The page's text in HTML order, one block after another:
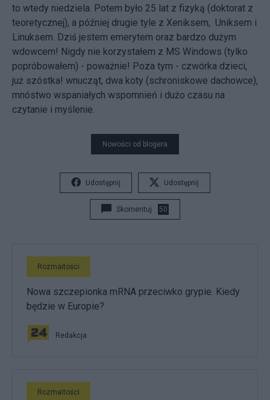
to wtedy niedziela. Potem było 25 lat z fizyką (doktorat z
teoretycznej), a później drugie tyle z Xeniksem, Uniksem i
Linuksem. Dziś jestem emerytem oraz bardzo dużym
wdowcem! Nigdy nie korzystałem z MS Windows (tylko
popróbowałem) - poważnie! Poza tym - czwórka dzieci,
już szóstka! wnucząt, dwa koty (schroniskowe dachowce),
mnóstwo wspaniałych wspomnień i dużo czasu na
czytanie i myślenie.
Nowości od blogera
Udostępnij Udostępnij
Skomentuj 50
Rozmaitości
Nowa szczepionka mRNA przeciwko grypie. Kiedy
będzie w Europie?
Redakcja
Rozmaitości